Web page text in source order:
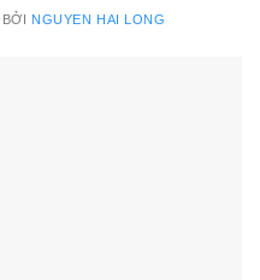
BỞI NGUYEN HAI LONG